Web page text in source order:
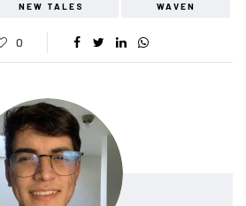
NEW TALES WAVEN
0